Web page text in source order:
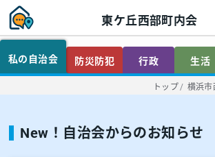
東ケ丘西部町内会
私の自治会 防災防犯 行政 生活
トップ / 横浜市
New！自治会からのお知らせ